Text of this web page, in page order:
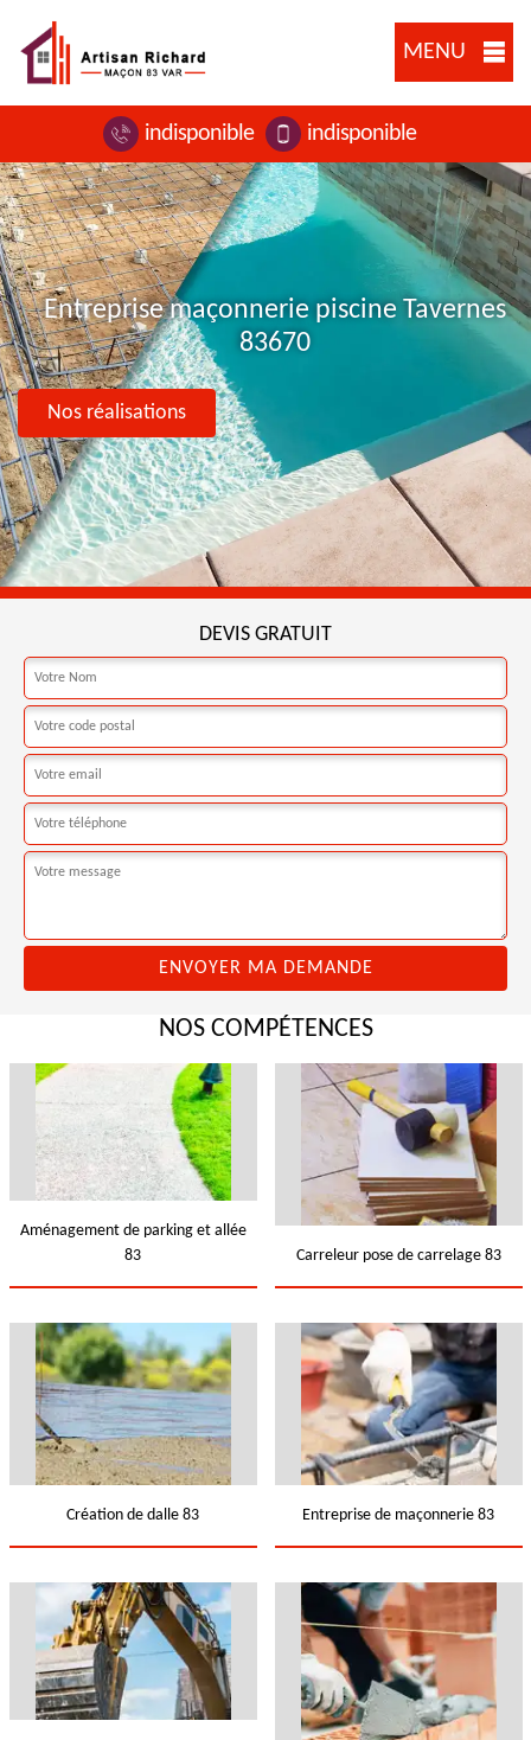
MENU
indisponible indisponible
Entreprise maçonnerie piscine Tavernes
83670
Nos réalisations
DEVIS GRATUIT
NOS COMPÉTENCES
Aménagement de parking et allée
83
Carreleur pose de carrelage 83
Création de dalle 83 Entreprise de maçonnerie 83